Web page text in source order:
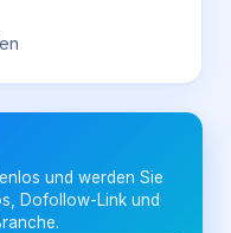
und werden Sie
Dofollow-Link und